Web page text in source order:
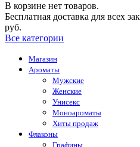
В корзине нет товаров.
Бесплатная доставка для всех
руб.
Все категории
Магазин
Ароматы
Мужские
Женские
Унисекс
Моноароматы
Хиты продаж
Флаконы
Графины